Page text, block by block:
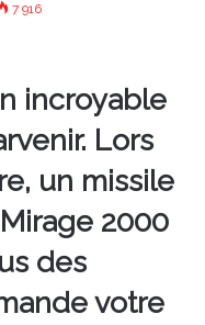
7 916
incroyable
Lors
un missile
2000
des
votre